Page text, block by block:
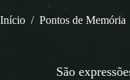
Início / Pontos de Memória
São